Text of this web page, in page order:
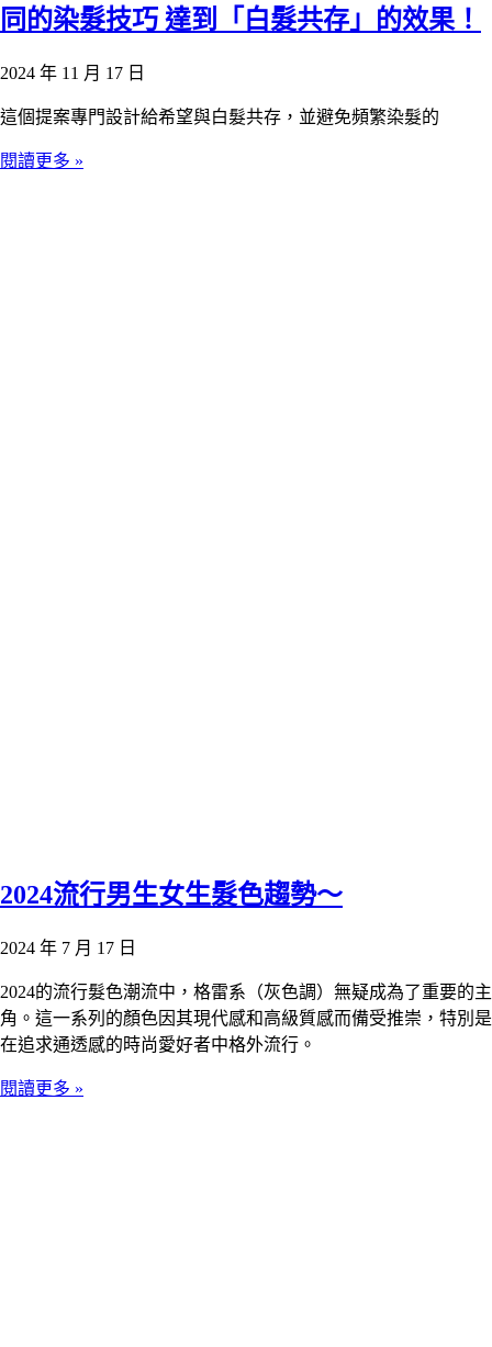
同的染髮技巧 達到「白髮共存」的效果！
2024 年 11 月 17 日
這個提案專門設計給希望與白髮共存，並避免頻繁染髮的
閱讀更多 »
2024流行男生女生髮色趨勢～
2024 年 7 月 17 日
2024的流行髮色潮流中，格雷系（灰色調）無疑成為了重要的主
角。這一系列的顏色因其現代感和高級質感而備受推崇，特別是
在追求通透感的時尚愛好者中格外流行。
閱讀更多 »